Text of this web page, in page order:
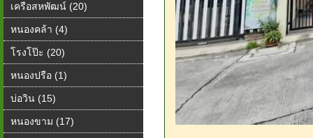
เครือสหพัฒน์ (20)
หนองคล้า (4)
โรงโป๊ะ (20)
หนองปรือ (1)
บ่อวิน (15)
หนองขาม (17)